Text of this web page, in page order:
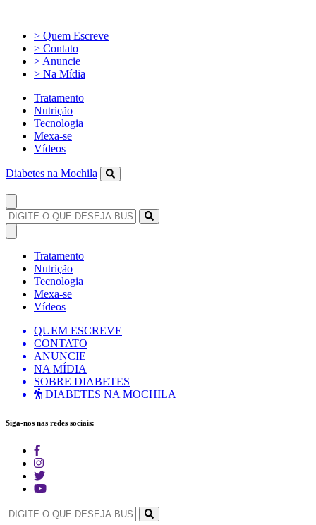
> Quem Escreve
> Contato
> Anuncie
> Na Mídia
Tratamento
Nutrição
Tecnologia
Mexa-se
Vídeos
Diabetes na Mochila
Tratamento
Nutrição
Tecnologia
Mexa-se
Vídeos
QUEM ESCREVE
CONTATO
ANUNCIE
NA MÍDIA
SOBRE DIABETES
DIABETES NA MOCHILA
Siga-nos nas redes sociais: